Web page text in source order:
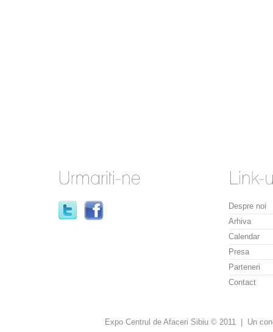
Despre noi
Arhiva
Calendar
Presa
Parteneri
Contact
Expo Centrul de Afaceri Sibiu © 2011 | Un